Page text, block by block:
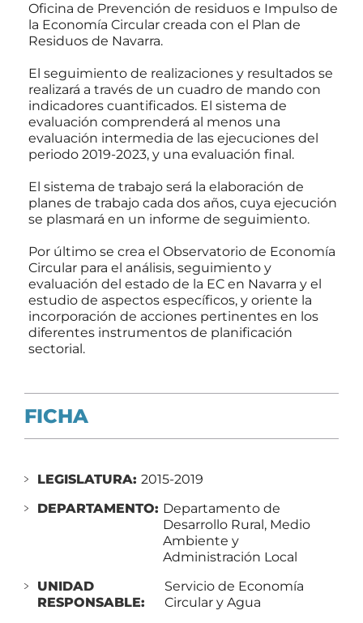
Oficina de Prevención de residuos e Impulso de
la Economía Circular creada con el Plan de
Residuos de Navarra.
El seguimiento de realizaciones y resultados se
realizará a través de un cuadro de mando con
indicadores cuantificados. El sistema de
evaluación comprenderá al menos una
evaluación intermedia de las ejecuciones del
periodo 2019-2023, y una evaluación final.
El sistema de trabajo será la elaboración de
planes de trabajo cada dos años, cuya ejecución
se plasmará en un informe de seguimiento.
Por último se crea el Observatorio de Economía
Circular para el análisis, seguimiento y
evaluación del estado de la EC en Navarra y el
estudio de aspectos específicos, y oriente la
incorporación de acciones pertinentes en los
diferentes instrumentos de planificación
sectorial.
FICHA
LEGISLATURA: 2015-2019
DEPARTAMENTO: Departamento de
Desarrollo Rural, Medio
Ambiente y
Administración Local
UNIDAD
RESPONSABLE:
Servicio de Economía
Circular y Agua